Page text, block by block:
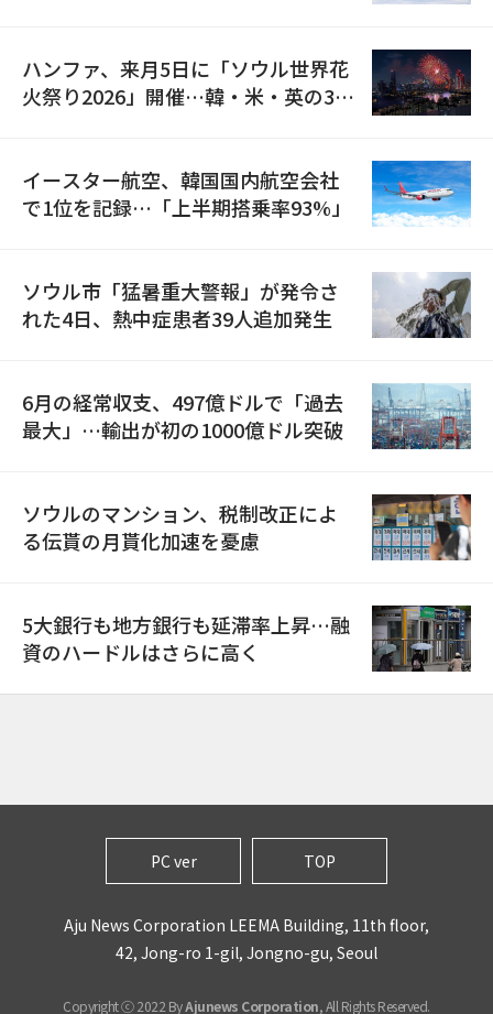
ハンファ、来月5日に「ソウル世界花
火祭り2026」開催…韓・米・英の3カ
イースター航空、韓国国内航空会社
で1位を記録…「上半期搭乗率93%」
ソウル市「猛暑重大警報」が発令さ
れた4日、熱中症患者39人追加発生
6月の経常収支、497億ドルで「過去
最大」…輸出が初の1000億ドル突破
ソウルのマンション、税制改正によ
る伝貰の月貰化加速を憂慮
5大銀行も地方銀行も延滞率上昇…融
資のハードルはさらに高く
PC ver TOP
Aju News Corporation LEEMA Building, 11th floor,
42, Jong-ro 1-gil, Jongno-gu, Seoul
Copyright ⓒ 2022 ByAjunews Corporation, All Rights Reserved.